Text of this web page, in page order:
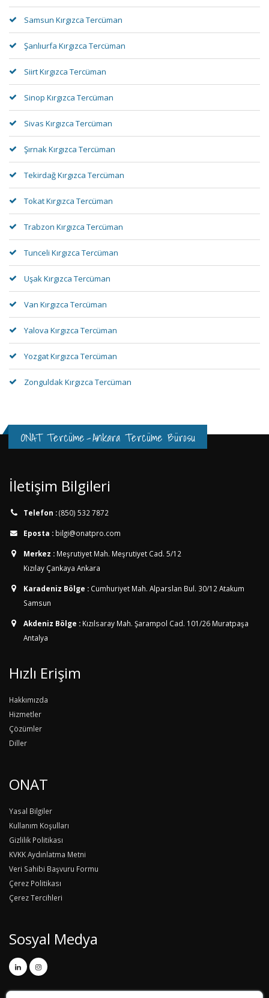
Samsun Kırgızca Tercüman
Şanlıurfa Kırgızca Tercüman
Siirt Kırgızca Tercüman
Sinop Kırgızca Tercüman
Sivas Kırgızca Tercüman
Şırnak Kırgızca Tercüman
Tekirdağ Kırgızca Tercüman
Tokat Kırgızca Tercüman
Trabzon Kırgızca Tercüman
Tunceli Kırgızca Tercüman
Uşak Kırgızca Tercüman
Van Kırgızca Tercüman
Yalova Kırgızca Tercüman
Yozgat Kırgızca Tercüman
Zonguldak Kırgızca Tercüman
ONAT Tercüme-Ankara Tercüme Bürosu
İletişim Bilgileri
Telefon :(850) 532 7872
Eposta : bilgi@onatpro.com
Merkez : Meşrutiyet Mah. Meşrutiyet Cad. 5/12
Kızılay Çankaya Ankara
Karadeniz Bölge : Cumhuriyet Mah. Alparslan Bul. 30/12 Atakum
Samsun
Akdeniz Bölge : Kızılsaray Mah. Şarampol Cad. 101/26 Muratpaşa
Antalya
Hızlı Erişim
Hakkımızda
Hizmetler
Çözümler
Diller
ONAT
Yasal Bilgiler
Kullanım Koşulları
Gizlilik Politikası
KVKK Aydınlatma Metni
Veri Sahibi Başvuru Formu
Çerez Politikası
Çerez Tercihleri
Sosyal Medya